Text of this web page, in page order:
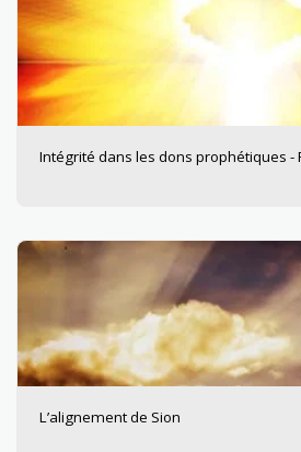
Intégrité dans les dons prophétiques -
L’alignement de Sion